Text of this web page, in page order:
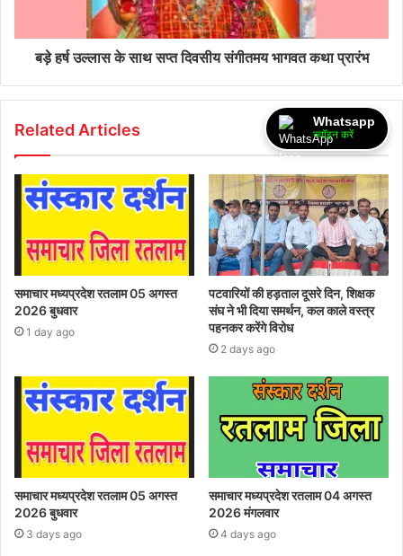
बड़े हर्ष उल्लास के साथ सप्त दिवसीय संगीतमय भागवत कथा प्रारंभ
Related Articles
समाचार मध्यप्रदेश रतलाम 05 अगस्त
2026 बुधवार
1 day ago
पटवारियों की हड़ताल दूसरे दिन, शिक्षक
संघ ने भी दिया समर्थन, कल काले वस्त्र
पहनकर करेंगे विरोध
2 days ago
समाचार मध्यप्रदेश रतलाम 05 अगस्त
2026 बुधवार
3 days ago
समाचार मध्यप्रदेश रतलाम 04 अगस्त
2026 मंगलवार
4 days ago
Whatsapp
ज्वॉइन करें